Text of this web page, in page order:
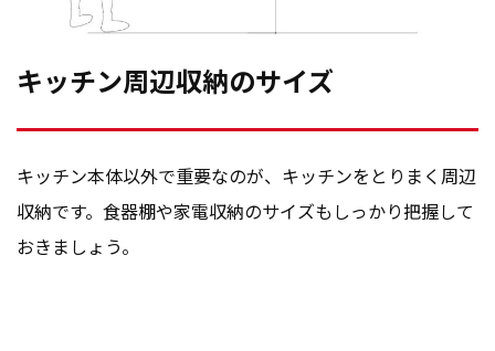
キッチン周辺収納のサイズ
キッチン本体以外で重要なのが、キッチンをとりまく周辺
収納です。食器棚や家電収納のサイズもしっかり把握して
おきましょう。